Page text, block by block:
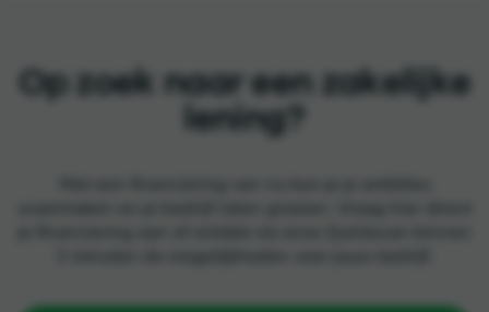
Op zoek naar een zakelijke
lening?